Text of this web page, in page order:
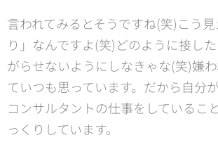
言われてみるとそうですね(笑)こう
り」なんですよ(笑)どのように接し
がらせないようにしなきゃな(笑)嫌
ていつも思っています。だから自分
コンサルタントの仕事をしているこ
っくりしています。